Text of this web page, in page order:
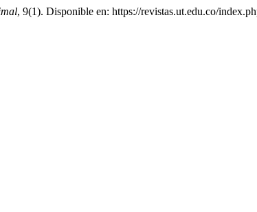
, 9(1). Disponible en: https://revistas.ut.edu.co/